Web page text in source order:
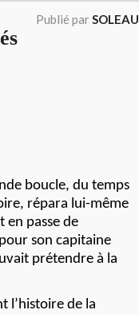
Publié parSOLEAU
boucle, du temps
répara lui-même
en passe de
son capitaine
prétendre à la
l’histoire de la